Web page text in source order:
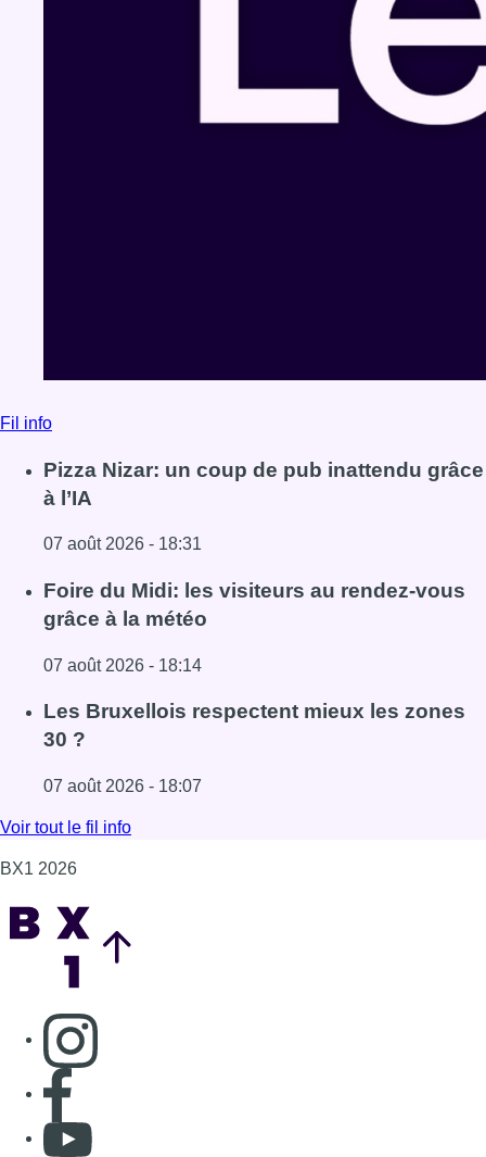
Fil info
Pizza Nizar: un coup de pub inattendu grâce
à l’IA
07 août 2026 - 18:31
Lire l'article Pizza Nizar: un coup de pub inattendu grâce
Foire du Midi: les visiteurs au rendez-vous
grâce à la météo
07 août 2026 - 18:14
Lire l'article Foire du Midi: les visiteurs au rendez-vous
Les Bruxellois respectent mieux les zones
30 ?
07 août 2026 - 18:07
Lire l'article Les Bruxellois respectent mieux les zones 30
Voir tout le fil info
BX1 2026
Consulter page Instagram
Consulter page Facebook
Consulter Youtube